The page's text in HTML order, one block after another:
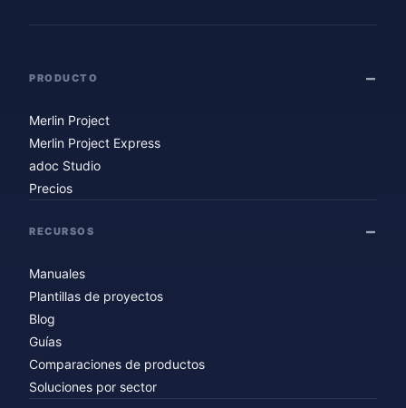
PRODUCTO
Merlin Project
Merlin Project Express
adoc Studio
Precios
RECURSOS
Manuales
Plantillas de proyectos
Blog
Guías
Comparaciones de productos
Soluciones por sector